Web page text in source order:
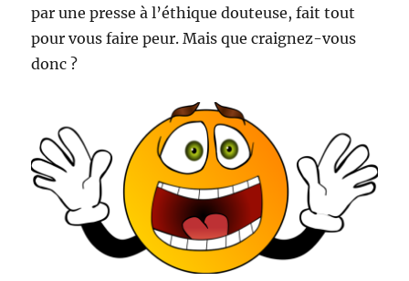
par une presse à l’éthique douteuse, fait tout
pour vous faire peur. Mais que craignez-vous
donc ?